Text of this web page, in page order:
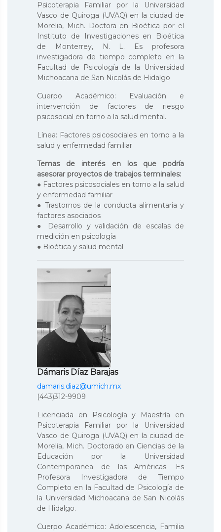
Psicoterapia Familiar por la Universidad
Vasco de Quiroga (UVAQ) en la ciudad de
Morelia, Mich. Doctora en Bioética por el
Instituto de Investigaciones en Bioética
de Monterrey, N. L. Es profesora
investigadora de tiempo completo en la
Facultad de Psicología de la Universidad
Michoacana de San Nicolás de Hidalgo
Cuerpo Académico: Evaluación e
intervención de factores de riesgo
psicosocial en torno a la salud mental.
Línea: Factores psicosociales en torno a la
salud y enfermedad familiar
Temas de interés en los que podría
asesorar proyectos de trabajos terminales:
● Factores psicosociales en torno a la salud
y enfermedad familiar
● Trastornos de la conducta alimentaria y
factores asociados
● Desarrollo y validación de escalas de
medición en psicología
● Bioética y salud mental
Dámaris Díaz Barajas
damaris.diaz@umich.mx
(443)312-9909
Licenciada en Psicología y Maestría en
Psicoterapia Familiar por la Universidad
Vasco de Quiroga (UVAQ) en la ciudad de
Morelia, Mich. Doctorado en Ciencias de la
Educación por la Universidad
Contemporanea de las Américas. Es
Profesora Investigadora de Tiempo
Completo en la Facultad de Psicología de
la Universidad Michoacana de San Nicolás
de Hidalgo.
Cuerpo Académico: Adolescencia, Familia